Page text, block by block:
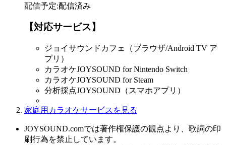
配信予定:配信済み
【対応サービス】
ジョイサウンドカフェ（ブラウザ/Android TV ア
プリ）
カラオケJOYSOUND for Nintendo Switch
カラオケJOYSOUND for Steam
分析採点JOYSOUND（スマホアプリ）
家庭用カラオケサービスを見る
JOYSOUND.comでは著作権保護の観点より、歌詞の印
刷行為を禁止しています。